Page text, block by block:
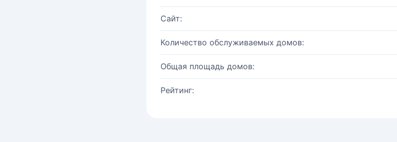
Сайт:
Количество обслуживаемых домов:
Общая площадь домов:
Рейтинг: